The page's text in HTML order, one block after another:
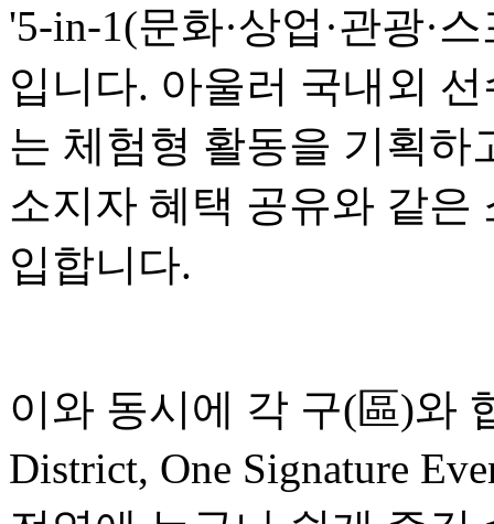
'5-in-1(문화·상업·관광·
입니다. 아울러 국내외
는 체험형 활동을 기획하
소지자 혜택 공유와 같은
입합니다.
이와 동시에 각 구(區)와
District, One Signature